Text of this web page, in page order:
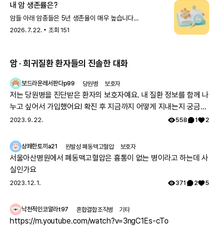
내 암 생존률은?
암들 아래 암종들은 5년 생존율이 매우 높습니다
(2019~2023년 진단 기준) 갑상선암 : 100.2% 전립선암 :
2026. 7. 22. 조회 151
암 · 희귀질환 환자들의 진솔한 대화
보드라운레서판다p99 당원병 보호자
저는 당원병을 진단받은 환자의 보호자예요. 내 질환 정보를 함께 나
누고 싶어서 가입했어요! 확진 후 지금까지 어떻게 지내는지 궁금해
요 🔍
2023. 9. 22. 558 1 2
상쾌한토끼a21 원발성 폐동맥고혈압 보호자
서울아산병원에서 폐동맥고혈압은 흉통이 없는 병이라고 하는데 사
실인가요
2023. 12. 1. 371 2 5
낙천적인코알라t97 혼합결합조직병 기타
https://m.youtube.com/watch?v=3ngC1Es-cTo